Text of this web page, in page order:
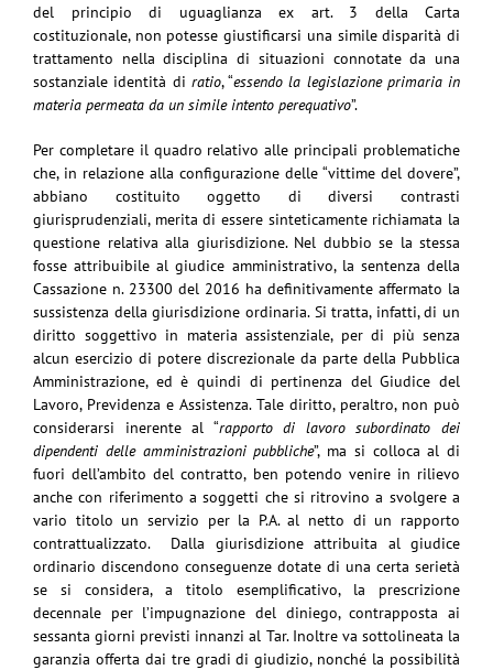
del principio di uguaglianza ex art. 3 della Carta
costituzionale, non potesse giustificarsi una simile disparità di
trattamento nella disciplina di situazioni connotate da una
sostanziale identità di ratio, “essendo la legislazione primaria in
materia permeata da un simile intento perequativo”.
Per completare il quadro relativo alle principali problematiche
che, in relazione alla configurazione delle “vittime del dovere”,
abbiano costituito oggetto di diversi contrasti
giurisprudenziali, merita di essere sinteticamente richiamata la
questione relativa alla giurisdizione. Nel dubbio se la stessa
fosse attribuibile al giudice amministrativo, la sentenza della
Cassazione n. 23300 del 2016 ha definitivamente affermato la
sussistenza della giurisdizione ordinaria. Si tratta, infatti, di un
diritto soggettivo in materia assistenziale, per di più senza
alcun esercizio di potere discrezionale da parte della Pubblica
Amministrazione, ed è quindi di pertinenza del Giudice del
Lavoro, Previdenza e Assistenza. Tale diritto, peraltro, non può
considerarsi inerente al “rapporto di lavoro subordinato dei
dipendenti delle amministrazioni pubbliche”, ma si colloca al di
fuori dell’ambito del contratto, ben potendo venire in rilievo
anche con riferimento a soggetti che si ritrovino a svolgere a
vario titolo un servizio per la P.A. al netto di un rapporto
contrattualizzato. Dalla giurisdizione attribuita al giudice
ordinario discendono conseguenze dotate di una certa serietà
se si considera, a titolo esemplificativo, la prescrizione
decennale per l’impugnazione del diniego, contrapposta ai
sessanta giorni previsti innanzi al Tar. Inoltre va sottolineata la
garanzia offerta dai tre gradi di giudizio, nonché la possibilità